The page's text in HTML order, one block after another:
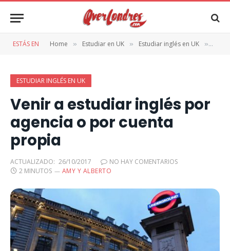
ESTÁS EN Home » Estudiar en UK » Estudiar inglés en UK »
ESTUDIAR INGLÉS EN UK
Venir a estudiar inglés por
agencia o por cuenta
propia
ACTUALIZADO: 26/10/2017
NO HAY COMENTARIOS
2 MINUTOS
AMY Y ALBERTO